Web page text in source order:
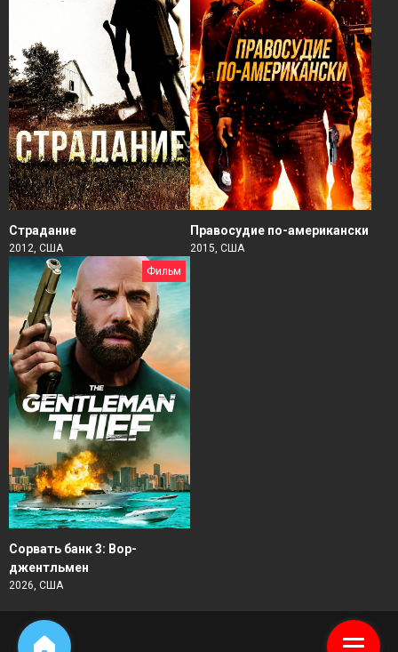
Страдание
2012, США
Правосудие по-американски
2015, США
Фильм
Сорвать банк 3: Вор-
джентльмен
2026, США